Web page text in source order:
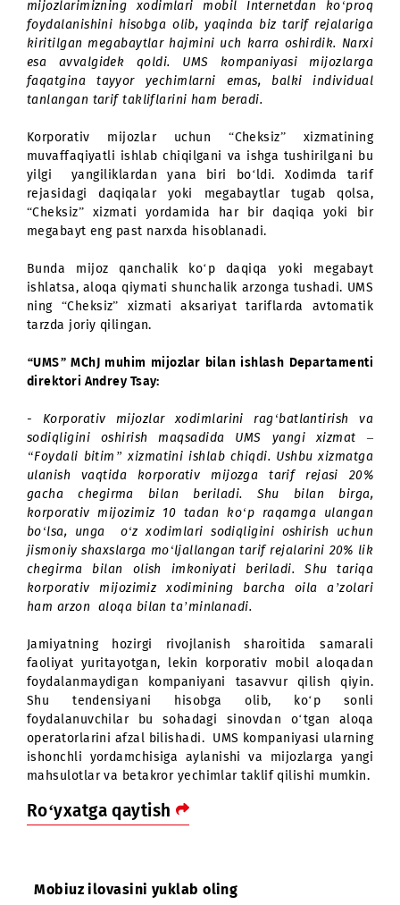
“UMS” MChJ muhim mijozlar bilan ishlash
direktori Andrey Tsay:
- Ulanish paytida eng mas’uliyatli oni - bu
uchun korporativ tarifni tanlashdir. UMS ning
firmalar talabini qondirishi mumkin.
mijozlarimizning xodimlari mobil Internetdan
foydalanishini hisobga olib, yaqinda biz tarif
kiritilgan megabaytlar hajmini uch karra oshirdik.
esa avvalgidek qoldi. UMS kompaniyasi
tanlangan tarif takliflarini ham beradi.
Korporativ mijozlar uchun “Cheksiz”
muvaffaqiyatli ishlab chiqilgani va ishga tushirilgani
yilgi yangiliklardan yana biri bo‘ldi. Xodimda
rejasidagi daqiqalar yoki megabaytlar tugab
megabayt eng past narxda hisoblanadi.
Bunda mijoz qanchalik ko‘p daqiqa yoki
ishlatsa, aloqa qiymati shunchalik arzonga tushadi.
ning “Cheksiz” xizmati aksariyat tariflarda
tarzda joriy qilingan.
“UMS” MChJ muhim mijozlar bilan ishlash
direktori Andrey Tsay:
sodiqligini oshirish maqsadida UMS yangi
“Foydali bitim” xizmatini ishlab chiqdi. Ushbu
ulanish vaqtida korporativ mijozga tarif rejasi
gacha chegirma bilan beriladi. Shu bilan
korporativ mijozimiz 10 tadan ko‘p raqamga
bo‘lsa, unga o‘z xodimlari sodiqligini oshirish
jismoniy shaxslarga mo‘ljallangan tarif rejalarini 20%
korporativ mijozimiz xodimining barcha oila
faoliyat yuritayotgan, lekin korporativ mobil